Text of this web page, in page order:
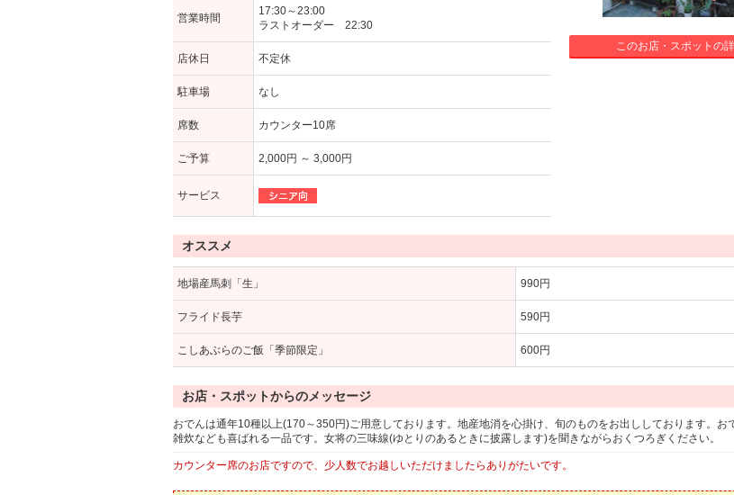
営業時間
17:30～23:00
ラストオーダー 22:30
店休日 不定休
駐車場 なし
席数 カウンター10席
ご予算 2,000円 ～ 3,000円
サービス
このお店・スポットの
オススメ
地場産馬刺「生」 990円
フライド長芋 590円
こしあぶらのご飯「季節限定」 600円
お店・スポットからのメッセージ
おでんは通年10種以上(170～350円)ご用意しております。地産地消を心掛け、旬のものをお出ししております。お
雑炊なども喜ばれる一品です。女将の三味線(ゆとりのあるときに披露します)を聞きながらおくつろぎください。
カウンター席のお店ですので、少人数でお越しいただけましたらありがたいです。